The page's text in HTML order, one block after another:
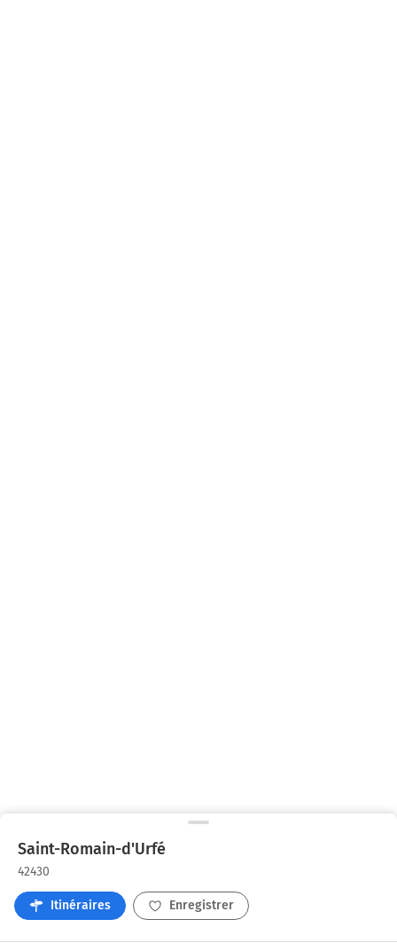
Saint-Romain-d'Urfé
42430
Itinéraires Enregistrer